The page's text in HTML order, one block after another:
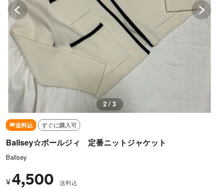
3 / 3
送料込 すぐに購入可
Ballsey☆ボールジィ 定番ニットジャケット
Ballsey
¥4,500 送料込